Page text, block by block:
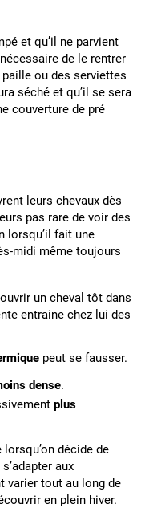
et qu’il ne parvient
de le rentrer
ou des serviettes
séché et qu’il se sera
couverture de pré
leurs chevaux dès
pas rare de voir des
lorsqu’il fait une
midi même toujours
un cheval tôt dans
entraine chez lui des
peut se fausser.
dense.
plus
décide de
aux
varier tout au long de
en plein hiver.